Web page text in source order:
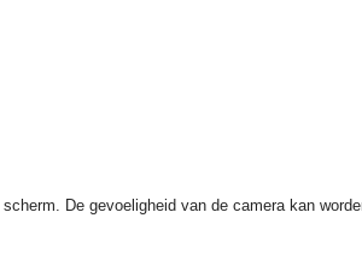
De gevoeligheid van de camera kan